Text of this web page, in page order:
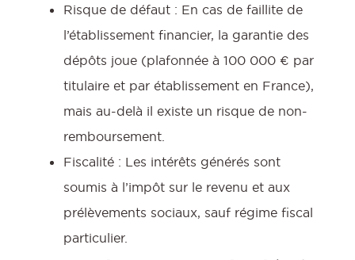
Risque de défaut : En cas de faillite de
l’établissement financier, la garantie des
dépôts joue (plafonnée à 100 000 € par
titulaire et par établissement en France),
mais au-delà il existe un risque de non-
remboursement.
Fiscalité : Les intérêts générés sont
soumis à l’impôt sur le revenu et aux
prélèvements sociaux, sauf régime fiscal
particulier.